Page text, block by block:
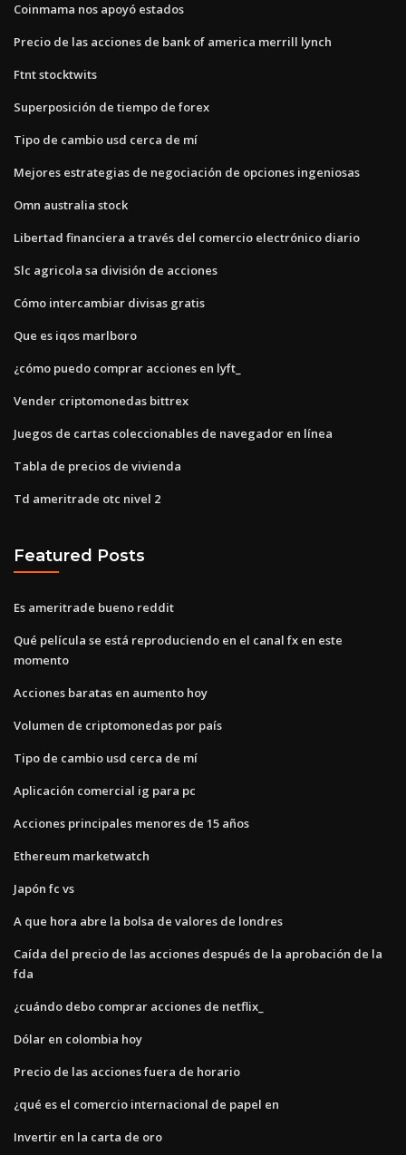
Coinmama nos apoyó estados
Precio de las acciones de bank of america merrill lynch
Ftnt stocktwits
Superposición de tiempo de forex
Tipo de cambio usd cerca de mí
Mejores estrategias de negociación de opciones ingeniosas
Omn ​​australia stock
Libertad financiera a través del comercio electrónico diario
Slc agricola sa división de acciones
Cómo intercambiar divisas gratis
Que es iqos marlboro
¿cómo puedo comprar acciones en lyft_
Vender criptomonedas bittrex
Juegos de cartas coleccionables de navegador en línea
Tabla de precios de vivienda
Td ameritrade otc nivel 2
Featured Posts
Es ameritrade bueno reddit
Qué película se está reproduciendo en el canal fx en este
momento
Acciones baratas en aumento hoy
Volumen de criptomonedas por país
Tipo de cambio usd cerca de mí
Aplicación comercial ig para pc
Acciones principales menores de 15 años
Ethereum marketwatch
Japón fc vs
A que hora abre la bolsa de valores de londres
Caída del precio de las acciones después de la aprobación de la
fda
¿cuándo debo comprar acciones de netflix_
Dólar en colombia hoy
Precio de las acciones fuera de horario
¿qué es el comercio internacional de papel en
Invertir en la carta de oro